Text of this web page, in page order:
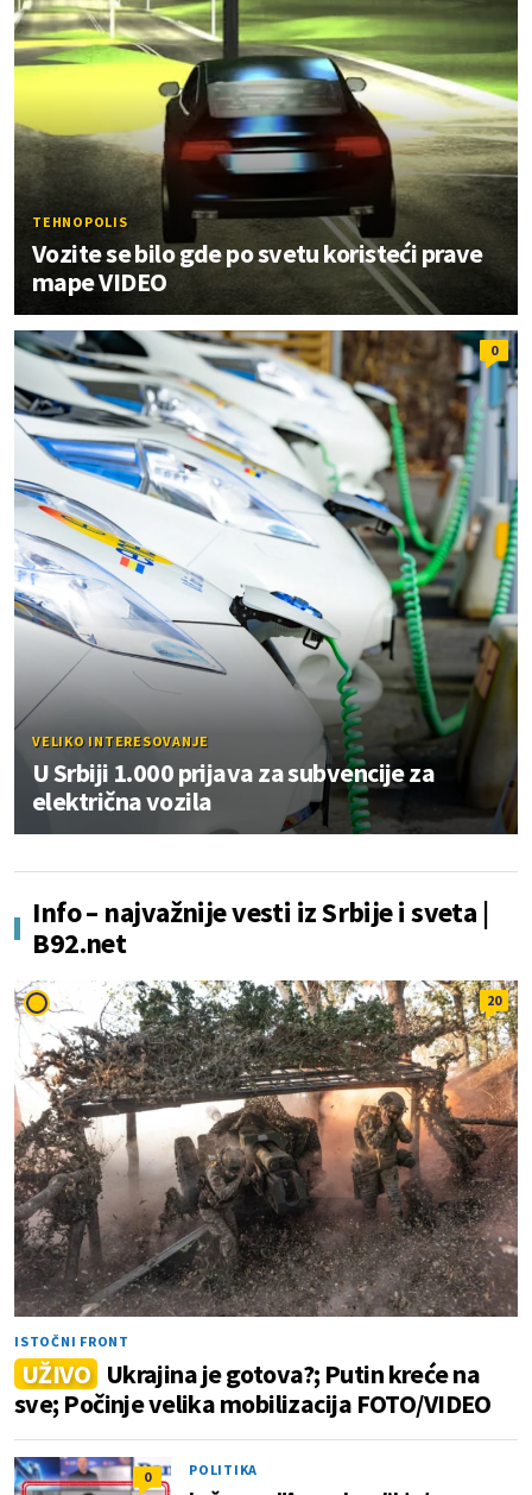
TEHNOPOLIS
Vozite se bilo gde po svetu koristeći prave
mape VIDEO
0
VELIKO INTERESOVANJE
U Srbiji 1.000 prijava za subvencije za
električna vozila
Info – najvažnije vesti iz Srbije i sveta |
B92.net
20
ISTOČNI FRONT
UŽIVO Ukrajina je gotova?; Putin kreće na
sve; Počinje velika mobilizacija FOTO/VIDEO
0 POLITIKA